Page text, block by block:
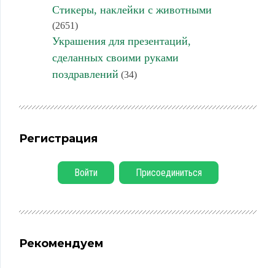
Стикеры, наклейки с животными
(2651)
Украшения для презентаций,
сделанных своими руками
поздравлений (34)
Регистрация
Войти Присоединиться
Рекомендуем